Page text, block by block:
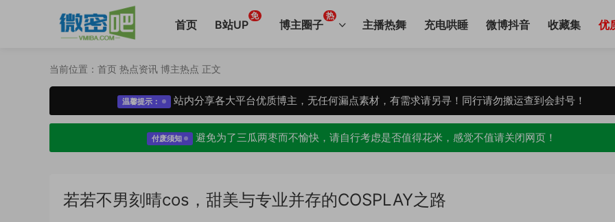
首页 B站UP
免
博主圈子
热
主播热舞 充电哄睡 微博抖音 收藏集 优
当前位置： 首页 热点资讯 博主热点 正文
温馨提示： 站内分享各大平台优质博主，无任何漏点素材，有需求请另寻！同行请勿搬运查到会封号！
付废须知 避免为了三瓜两枣而不愉快，请自行考虑是否值得花米，感觉不值请关闭网页！
若若不男刻晴cos，甜美与专业并存的COSPLAY之路